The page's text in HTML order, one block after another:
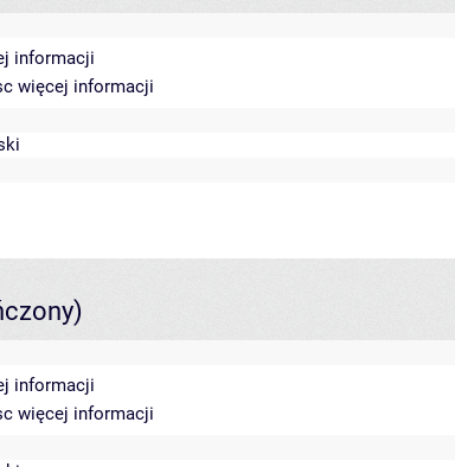
informacji
więcej informacji
informacji
więcej informacji